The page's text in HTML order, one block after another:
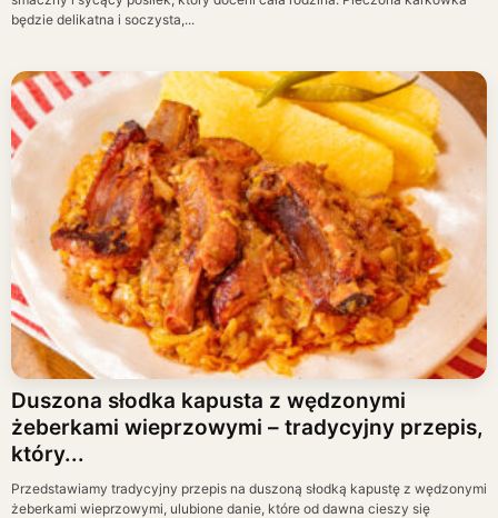
będzie delikatna i soczysta,...
Duszona słodka kapusta z wędzonymi
żeberkami wieprzowymi – tradycyjny przepis,
który...
Przedstawiamy tradycyjny przepis na duszoną słodką kapustę z wędzonymi
żeberkami wieprzowymi, ulubione danie, które od dawna cieszy się